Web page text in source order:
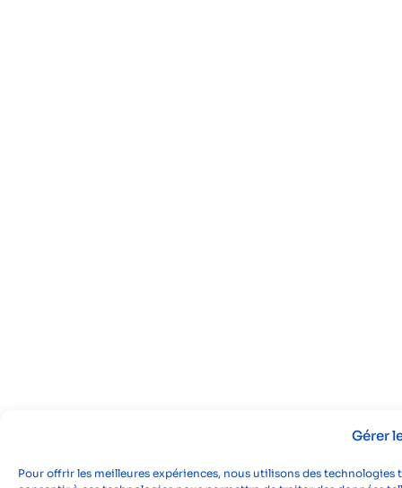
Gérer
Pour offrir les meilleures expériences, nous utilisons des